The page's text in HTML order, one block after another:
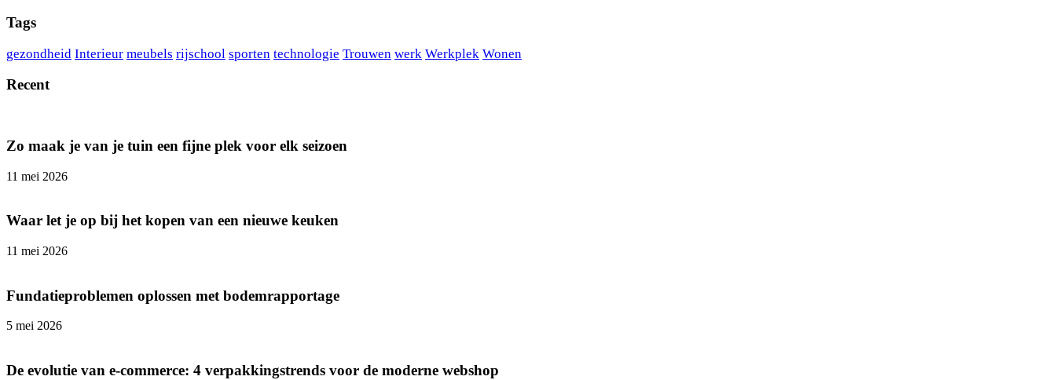
Tags
gezondheid Interieur meubels rijschool sporten technologie Trouwen werk Werkplek Wonen
Recent
Zo maak je van je tuin een fijne plek voor elk seizoen
11 mei 2026
Waar let je op bij het kopen van een nieuwe keuken
11 mei 2026
Fundatieproblemen oplossen met bodemrapportage
5 mei 2026
De evolutie van e-commerce: 4 verpakkingstrends voor de moderne webshop